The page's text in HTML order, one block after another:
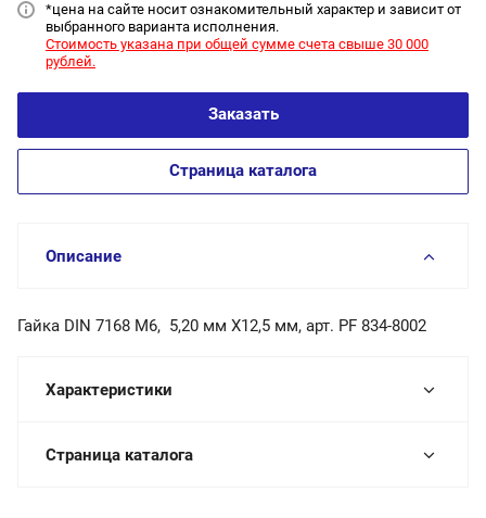
*цена на сайте носит ознакомительный характер и зависит от
выбранного варианта исполнения.
Стоимость указана при общей сумме счета свыше 30 000
рублей.
Заказать
Страница каталога
Описание
Гайка DIN 7168 М6, 5,20 мм X12,5 мм, арт. PF 834-8002
Характеристики
Страница каталога